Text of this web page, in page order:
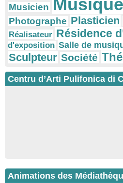
Musicien Musique
Photographe Plasticien
Réalisateur Résidence
d'exposition Salle de
Sculpteur Société
Centru d’Arti Pulifonica di
Animations des